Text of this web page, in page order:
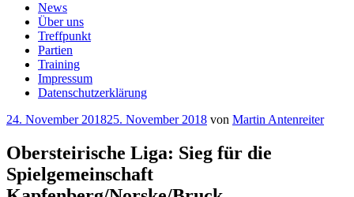
News
Über uns
Treffpunkt
Partien
Training
Impressum
Datenschutzerklärung
Veröffentlicht
24. November 201825. November 2018 von Martin Antenreiter
Obersteirische Liga: Sieg für die
Spielgemeinschaft